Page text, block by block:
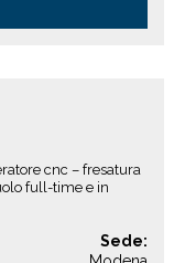
cnc – fresatura
full-time e in
Sede: